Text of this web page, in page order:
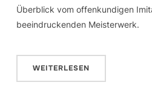
Überblick vom offenkundigen
beeindruckenden Meisterwerk.
WEITERLESEN